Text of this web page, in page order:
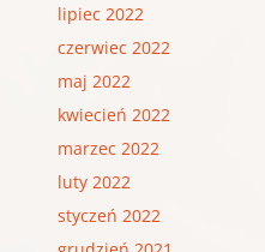
lipiec 2022
czerwiec 2022
maj 2022
kwiecień 2022
marzec 2022
luty 2022
styczeń 2022